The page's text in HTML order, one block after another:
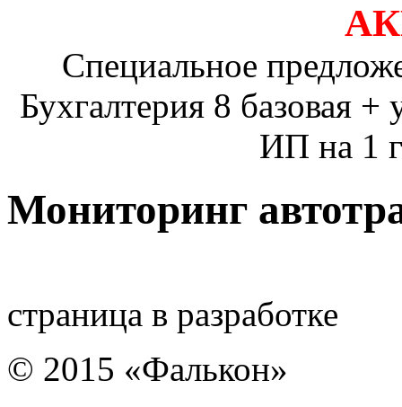
Специальное
Бухгалтерия 8 базовая
ИП на 1
Мониторинг
страница в разработке
© 2015 «Фалькон»